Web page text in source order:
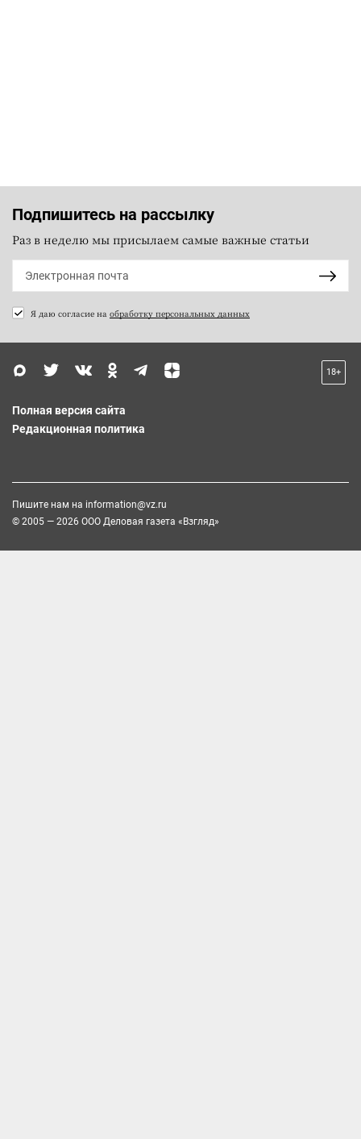
Подпишитесь на рассылку
Раз в неделю мы присылаем самые важные статьи
Я даю согласие на обработку персональных данных
18+
Полная версия сайта
Редакционная политика
Пишите нам на information@vz.ru
© 2005 — 2026 ООО Деловая газета «Взгляд»